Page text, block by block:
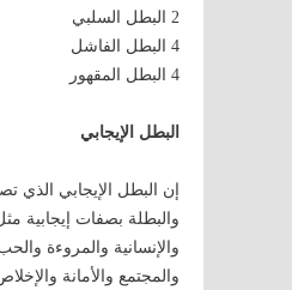
2 البطل السلبي
4 البطل الفاشل
4 البطل المقهور
البطل الإيجابي
إن البطل الإيجابي الذي
والبطلة بصفات إيجابية
والإنسانية والمروءة
والمجتمع والأمانة